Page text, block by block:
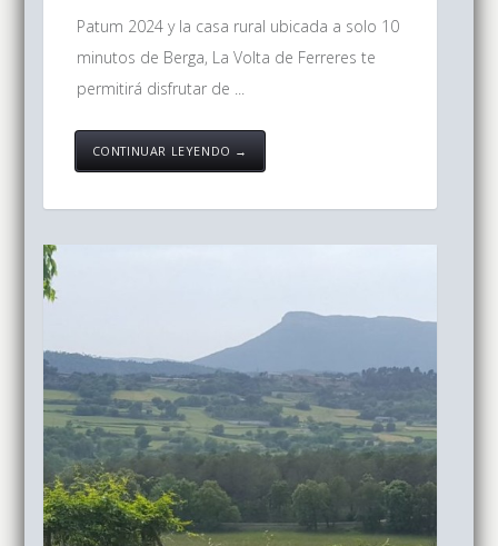
Patum 2024 y la casa rural ubicada a solo 10
minutos de Berga, La Volta de Ferreres te
permitirá disfrutar de ...
CONTINUAR LEYENDO →